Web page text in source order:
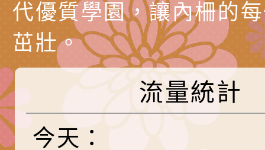
訓練
多元文化遊戲室之規
造」、「阿德勒心理
學諮商輔導的應用」
不只是遊戲 - 兒童遊
門工作坊 （中部場
月份公共服務政策溝
訊
桃園市龜山區大坑國
理114學年度整合性
育講座「爸媽不暴走
台灣遊戲治療學會
日舉辦「空間的療癒
文化遊戲室之規畫與
檢送衛生福利部「政
材應注意之可及性格
有關本市桃園區中埔
「桃園市115年度兒
有關國立羅東高級中
代優質學園，讓內柵的
茁壯。
流量統計
今天：